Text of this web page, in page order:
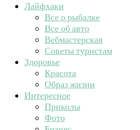
Лайфхаки
Все о рыбалке
Все об авто
Вебмастерская
Советы туристам
Здоровье
Красота
Образ жизни
Интересное
Приколы
Фото